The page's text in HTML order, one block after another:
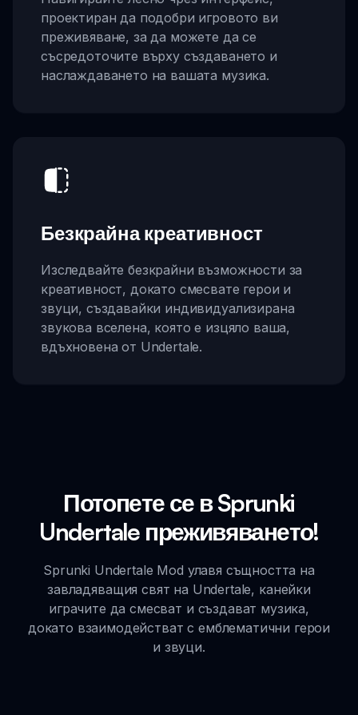
проектиран да подобри игровото ви
преживяване, за да можете да се
съсредоточите върху създаването и
наслаждаването на вашата музика.
Безкрайна креативност
Изследвайте безкрайни възможности за
креативност, докато смесвате герои и
звуци, създавайки индивидуализирана
звукова вселена, която е изцяло ваша,
вдъхновена от Undertale.
Потопете се в Sprunki
Undertale преживяването!
Sprunki Undertale Mod улавя същността на
завладяващия свят на Undertale, канейки
играчите да смесват и създават музика,
докато взаимодействат с емблематични герои
и звуци.